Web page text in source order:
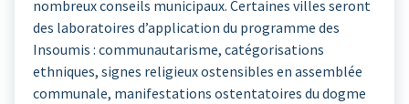
nombreux conseils municipaux. Certaines villes seront
des laboratoires d’application du programme des
Insoumis : communautarisme, catégorisations
ethniques, signes religieux ostensibles en assemblée
communale, manifestations ostentatoires du dogme